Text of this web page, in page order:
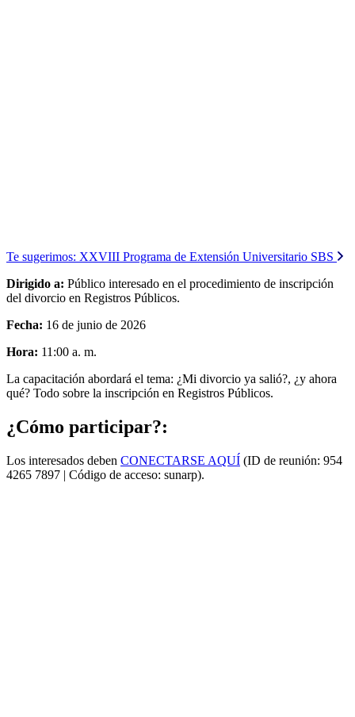
Te sugerimos: XXVIII Programa de Extensión Universitario SBS
Dirigido a: Público interesado en el procedimiento de inscripción
del divorcio en Registros Públicos.
Fecha: 16 de junio de 2026
Hora: 11:00 a. m.
La capacitación abordará el tema: ¿Mi divorcio ya salió?, ¿y ahora
qué? Todo sobre la inscripción en Registros Públicos.
¿Cómo participar?:
Los interesados deben CONECTARSE AQUÍ (ID de reunión: 954
4265 7897 | Código de acceso: sunarp).